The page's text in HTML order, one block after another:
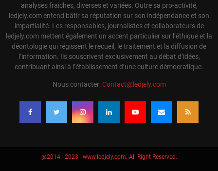
analyses fraiches, diverses et variées. Outre sa pro-activité,
ledjely.com entend bâtir sa réputation sur son indépendance et son
impartialité. Les responsables, journalistes et collaborateurs de
ledjely.com mettent également un accent particulier sur l’éthique et la
déontologie qui régissent le recueil, le traitement et la diffusion de
l’information. Ils souscrivent exclusivement au débat d’idées,
contribuant ainsi à l’établissement d’une culture démocratique.
Nous contacter:Contact@ledjely.com
@2014 - 2023 - www.ledjely.com. All Right Reserved.